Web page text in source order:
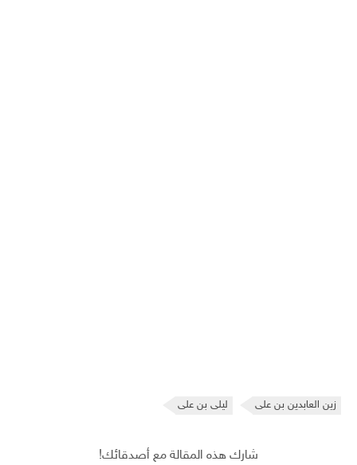
زين العابدين بن على ليلى بن على
شارك هذه المقالة مع أصدقائك!